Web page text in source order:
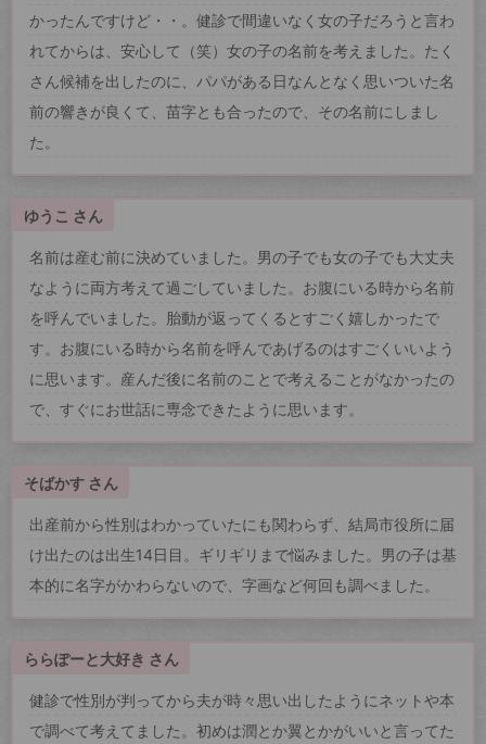
かったんですけど・・。健診で間違いなく女の子だろうと言わ
れてからは、安心して（笑）女の子の名前を考えました。たく
さん候補を出したのに、パパがある日なんとなく思いついた名
前の響きが良くて、苗字とも合ったので、その名前にしまし
た。
ゆうこ さん
名前は産む前に決めていました。男の子でも女の子でも大丈夫
なように両方考えて過ごしていました。お腹にいる時から名前
を呼んでいました。胎動が返ってくるとすごく嬉しかったで
す。お腹にいる時から名前を呼んであげるのはすごくいいよう
に思います。産んだ後に名前のことで考えることがなかったの
で、すぐにお世話に専念できたように思います。
そばかす さん
出産前から性別はわかっていたにも関わらず、結局市役所に届
け出たのは出生14日目。ギリギリまで悩みました。男の子は基
本的に名字がかわらないので、字画など何回も調べました。
ららぽーと大好き さん
健診で性別が判ってから夫が時々思い出したようにネットや本
で調べて考えてました。初めは潤とか翼とかがいいと言ってた